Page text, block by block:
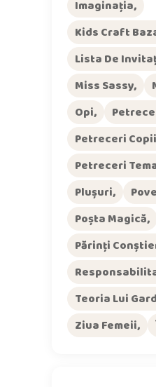
Imaginația
Kids Craft
Lista De
Miss Sassy
Opi
Petreceri Copii
Petreceri
Plușuri
Poșta Magică
Părinți
Teoria Lui
Ziua Femeii